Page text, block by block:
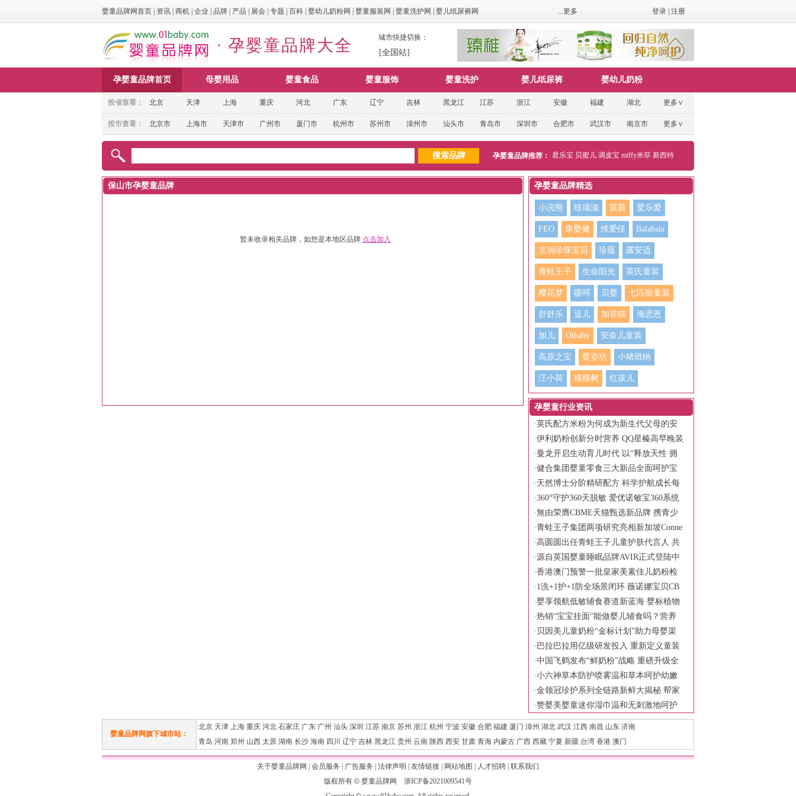
婴童品牌网首页 资讯 商机 企业 品牌 产品 展会 专题 百科 婴幼儿奶粉网 婴童服装网 婴童洗护网 婴儿纸尿裤网 ...更多 登录 注册
· 孕婴童品牌大全 城市快捷切换：
[全国站]
孕婴童品牌首页 母婴用品 婴童食品 婴童服饰 婴童洗护 婴儿纸尿裤 婴幼儿奶粉
北京 天津 上海 重庆 河北 广东 辽宁 吉林 黑龙江 江苏 浙江 安徽 福建 湖北 更多∨
按省查看：
北京市 上海市 天津市 广州市 厦门市 杭州市 苏州市 漳州市 汕头市 青岛市 深圳市 合肥市 武汉市 南京市 更多∨
按市查看：
孕婴童品牌推荐： 君乐宝 贝蜜儿 调皮宝 miffy米菲 新西特
保山市孕婴童品牌
暂未收录相关品牌，如您是本地区品牌 点击加入
孕婴童品牌精选
小浣熊 纽瑞滋 茵茵 爱乐爱
FEO 康婴健 维爱佳 Balabala
京润珍珠宝贝 珍蕴 露安适
青蛙王子 生命阳光 英氏童装
樱花梦 嗳呵 贝婴 七匹狼童装
舒舒乐 逗儿 加菲猫 海思恩
加儿 Otbaby 安奈儿童装
高原之宝 婴姿坊 小猪班纳
汪小荷 棵棵树 红孩儿
孕婴童行业资讯
·英氏配方米粉为何成为新生代父母的安
心之选？
·伊利奶粉创新分时营养 QQ星榛高早晚装
守护儿童全天活力
· 曼龙开启生动育儿时代 以“释放天性 拥
抱生动”书写品牌新篇章
·健合集团婴童零食三大新品全面呵护宝
宝健康成长
· 天然博士分阶精研配方 科学护航成长每
一程
·360°守护360天脱敏 爱优诺敏宝360系统
化低敏营养方案
·無由荣膺CBME天猫甄选新品牌 携青少
年面护霸榜产品亮相
·青蛙王子集团两项研究亮相新加坡Conne
x-C Asia旗舰科学会议
· 高圆圆出任青蛙王子儿童护肤代言人 共
同诠释慢慢长大更强大的育儿主张
·源自英国婴童睡眠品牌AVIR正式登陆中
国市场
·香港澳门预警一批皇家美素佳儿奶粉检
出铅超标 品牌方称符合食品安全标准
· 1洗+1护+1防全场景闭环 薇诺娜宝贝CB
ME展现婴童护理新范式
·婴享领航低敏辅食赛道新蓝海 婴标植物
奶米布丁树立行业安全新标杆
·热销“宝宝挂面”能做婴儿辅食吗？营养
针真均衡？
· 贝因美儿童奶粉“金标计划”助力母婴渠
道破局
· 巴拉巴拉用亿级研发投入 重新定义童装
产品力
·中国飞鹤发布“鲜奶粉”战略 重磅升级全
链鲜活守护六大保障
·小六神草本防护喷雾温和草本呵护幼嫩
肌肤 科学陪伴宝宝舒适度夏
·金领冠珍护系列全链路新鲜大揭秘 帮家
长一次性选对新鲜好奶源
·赞婴美婴童迷你湿巾温和无刺激地呵护
宝宝的肌肤
婴童品牌网旗下城市站：
北京 天津 上海 重庆 河北 石家庄 广东 广州 汕头 深圳 江苏 南京 苏州 浙江 杭州 宁波 安徽 合肥 福建 厦门 漳州 湖北 武汉 江西 南昌 山东 济南
青岛 河南 郑州 山西 太原 湖南 长沙 海南 四川 辽宁 吉林 黑龙江 贵州 云南 陕西 西安 甘肃 青海 内蒙古 广西 西藏 宁夏 新疆 台湾 香港 澳门
关于婴童品牌网 会员服务 广告服务 法律声明 友情链接 网站地图 人才招聘 联系我们
版权所有 © 婴童品牌网 浙ICP备2021009541号